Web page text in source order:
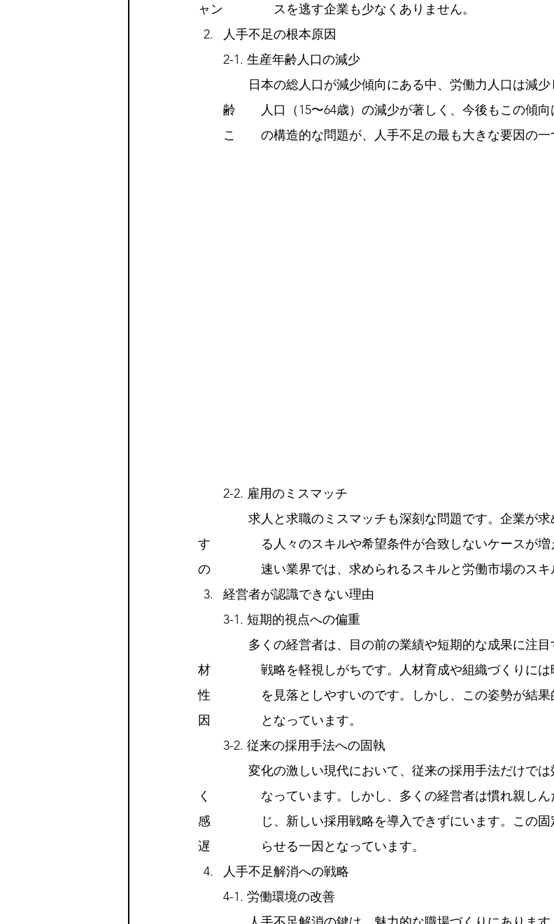
ャン　　　　スを逃す企業も少なくありません。
人手不足の根本原因
2-1. 生産年齢人口の減少
日本の総人口が減少傾向にある中、労働力人口は減少
齢　　人口（15〜64歳）の減少が著しく、今後もこの傾向
こ　　の構造的な問題が、人手不足の最も大きな要因の一
2-2. 雇用のミスマッチ
求人と求職のミスマッチも深刻な問題です。企業が求
す　　　　る人々のスキルや希望条件が合致しないケースが
の　　　　速い業界では、求められるスキルと労働市場のスキ
経営者が認識できない理由
3-1. 短期的視点への偏重
多くの経営者は、目の前の業績や短期的な成果に注目
材　　　　戦略を軽視しがちです。人材育成や組織づくりに
性　　　　を見落としやすいのです。しかし、この姿勢が結
因　　　　となっています。
3-2. 従来の採用手法への固執
変化の激しい現代において、従来の採用手法だけでは
く　　　　なっています。しかし、多くの経営者は慣れ親し
感　　　　じ、新しい採用戦略を導入できずにいます。この
遅　　　　らせる一因となっています。
人手不足解消への戦略
4-1. 労働環境の改善